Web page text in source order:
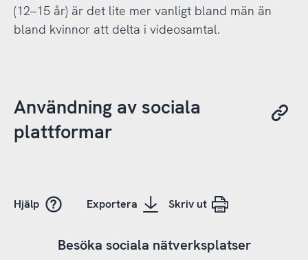
(12–15 år) är det lite mer vanligt bland män än
bland kvinnor att delta i videosamtal.
Användning av sociala
plattformar
Hjälp Exportera Skriv ut
Besöka sociala nätverksplatser